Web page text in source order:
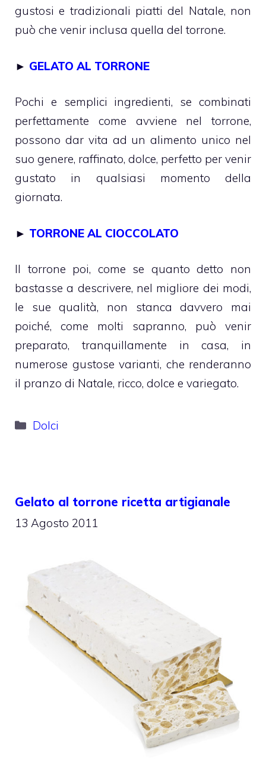
gustosi e tradizionali piatti del Natale, non
può che venir inclusa quella del torrone.
► GELATO AL TORRONE
Pochi e semplici ingredienti, se combinati
perfettamente come avviene nel torrone,
possono dar vita ad un alimento unico nel
suo genere, raffinato, dolce, perfetto per venir
gustato in qualsiasi momento della
giornata.
► TORRONE AL CIOCCOLATO
Il torrone poi, come se quanto detto non
bastasse a descrivere, nel migliore dei modi,
le sue qualità, non stanca davvero mai
poiché, come molti sapranno, può venir
preparato, tranquillamente in casa, in
numerose gustose varianti, che renderanno
il pranzo di Natale, ricco, dolce e variegato.
Categorie
Dolci
Gelato al torrone ricetta artigianale
13 Agosto 2011